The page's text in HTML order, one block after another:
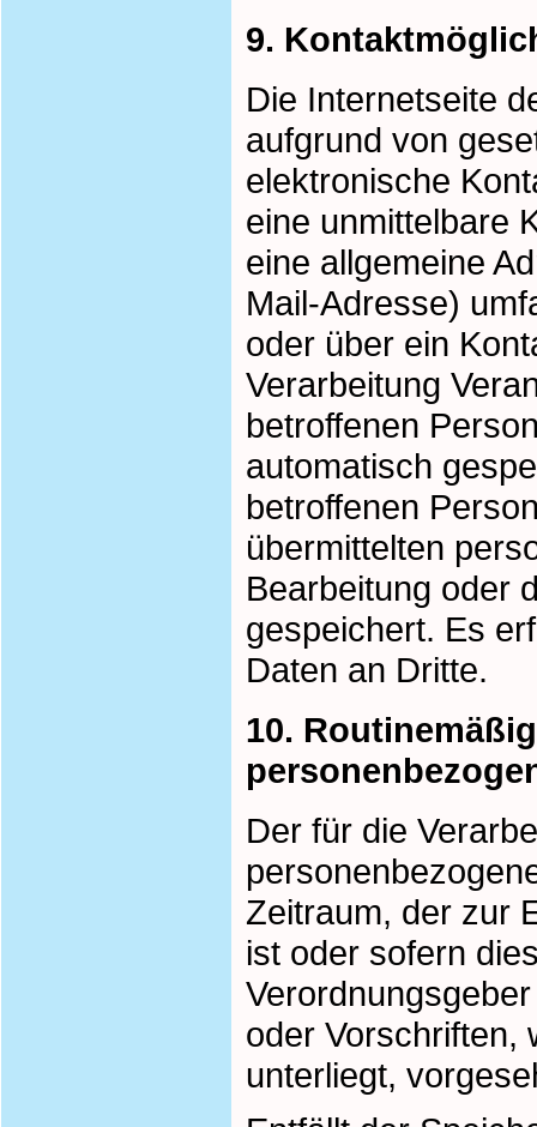
9.
Die Internetseite
aufgrund von
elektronische
eine unmittelbare
eine allgemeine
Mail-Adresse)
oder über ein
Verarbeitung
betroffenen
automatisch
betroffenen
übermittelten
Bearbeitung oder
gespeichert. Es
Daten an Dritte.
10.
Der für die
Zeitraum, der zur
ist oder sofern
oder Vorschriften,
unterliegt,